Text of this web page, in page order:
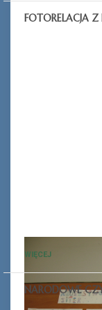
FOTORELACJA
WIĘCEJ
NARODOWE